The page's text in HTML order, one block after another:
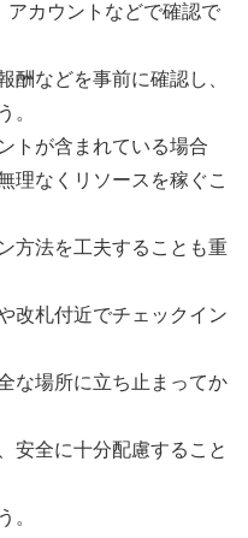
アカウントなどで確認で
酬などを事前に確認し、
。
トが含まれている場合
理なくリソースを稼ぐこ
方法を工夫することも重
改札付近でチェックイン
な場所に立ち止まってか
安全に十分配慮すること
。